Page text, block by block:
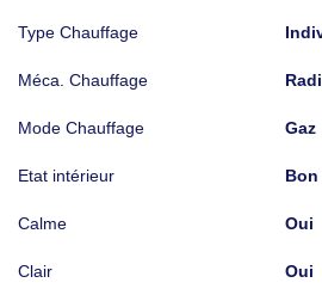
Type Chauffage
Méca. Chauffage
Mode Chauffage Gaz
Etat intérieur Bon
Calme Oui
Clair Oui